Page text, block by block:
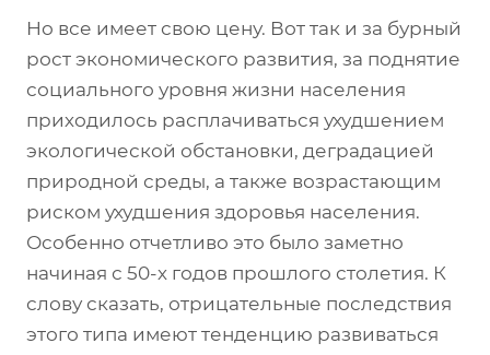
Но все имеет свою цену. Вот так и за бурный
рост экономического развития, за поднятие
социального уровня жизни населения
приходилось расплачиваться ухудшением
экологической обстановки, деградацией
природной среды, а также возрастающим
риском ухудшения здоровья населения.
Особенно отчетливо это было заметно
начиная с 50-х годов прошлого столетия. К
слову сказать, отрицательные последствия
этого типа имеют тенденцию развиваться